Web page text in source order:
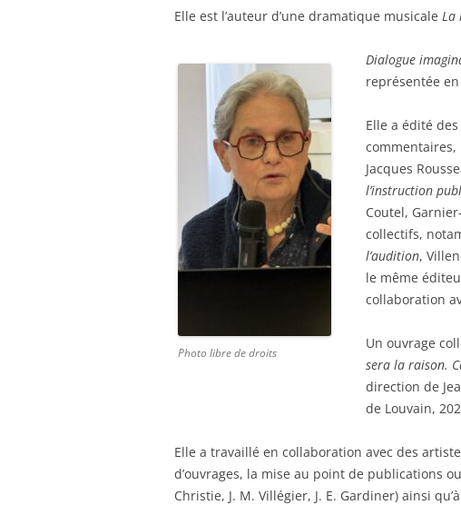
Elle est l’auteur d’une dramatique musicale La
Photo libre de droits
Dialogue
représentée en
Elle a édité
commentaires,
Jacques
l’instruction
Coutel,
collectifs,
l’audition,
le même
collaboration
Un ouvrage
sera la raison.
direction de
de Louvain,
Elle a travaillé en collaboration avec des
d’ouvrages, la mise au point de publications
Christie, J. M. Villégier, J. E. Gardiner) ainsi